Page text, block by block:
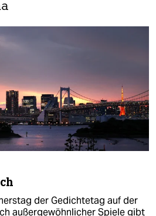
der Gedichtetag auf der
außergewöhnlicher Spiele gibt